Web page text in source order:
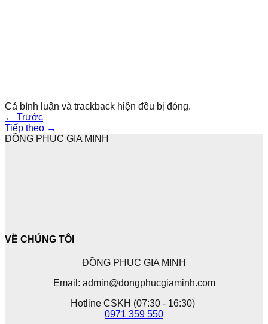
Cả bình luận và trackback hiện đều bị đóng.
← Trước
Tiếp theo →
ĐỒNG PHỤC GIA MINH
VỀ CHÚNG TÔI
ĐỒNG PHỤC GIA MINH
Email: admin@dongphucgiaminh.com
Hotline CSKH (07:30 - 16:30)
0971 359 550